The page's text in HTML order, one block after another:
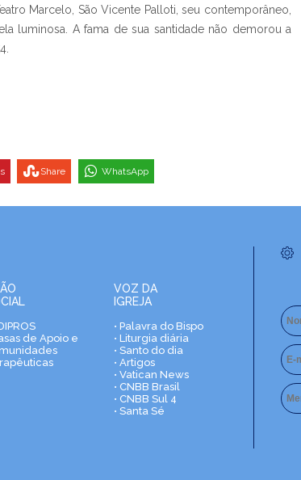
Marcelo, São Vicente Palloti, seu contemporâneo,
luminosa. A fama de sua santidade não demorou a
Share WhatsApp
de Apoio e
VOZ DA
IGREJA
• Palavra do Bispo
• Liturgia diária
• Santo do dia
• Artigos
• Vatican News
• CNBB Brasil
• CNBB Sul 4
• Santa Sé